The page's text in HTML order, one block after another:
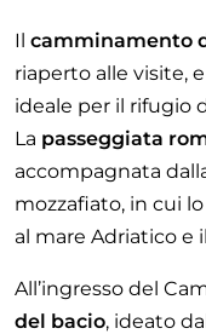
Il camminamento
riaperto alle visite,
ideale per il rifugio
La passeggiata
accompagnata
mozzafiato, in cui
al mare Adriatico e
All’ingresso del
del bacio, ideato